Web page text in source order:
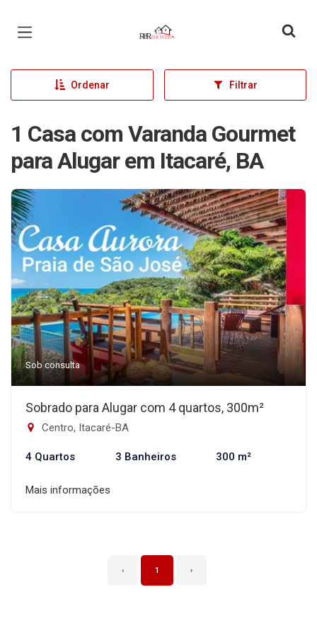
Página inicial
Ordenar Filtrar
1 Casa com Varanda Gourmet
para Alugar em Itacaré, BA
Sob consulta
Sobrado para Alugar com 4 quartos, 300m²
Centro, Itacaré-BA
4 Quartos 3 Banheiros 300 m²
Mais informações
‹ 1 ›